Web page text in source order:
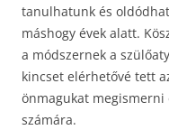
tanulhatunk és
máshogy évek alatt.
a módszernek a
kincset elérhetővé tett
önmagukat megismerni
számára.